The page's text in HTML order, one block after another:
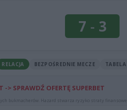
7 - 3
RELACJA BEZPOŚREDNIE MECZE TABELA
-> SPRAWDŹ OFERTĘ SUPERBET
bukmacherów. Hazard stwarza ryzyko straty finansowej.